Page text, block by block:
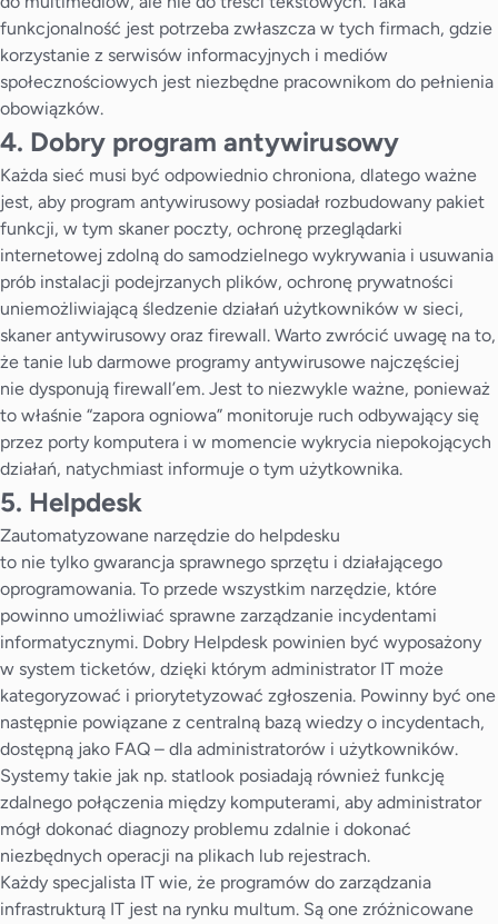
funkcjonalność jest potrzeba zwłaszcza w tych firmach, gdzie
korzystanie z serwisów informacyjnych i mediów
społecznościowych jest niezbędne pracownikom do pełnienia
obowiązków.
4. Dobry program antywirusowy
Każda sieć musi być odpowiednio chroniona, dlatego ważne
jest, aby program antywirusowy posiadał rozbudowany pakiet
funkcji, w tym skaner poczty, ochronę przeglądarki
internetowej zdolną do samodzielnego wykrywania i usuwania
prób instalacji podejrzanych plików, ochronę prywatności
uniemożliwiającą śledzenie działań użytkowników w sieci,
skaner antywirusowy oraz firewall. Warto zwrócić uwagę na to,
że tanie lub darmowe programy antywirusowe najczęściej
nie dysponują firewall’em. Jest to niezwykle ważne, ponieważ
to właśnie “zapora ogniowa” monitoruje ruch odbywający się
przez porty komputera i w momencie wykrycia niepokojących
działań, natychmiast informuje o tym użytkownika.
5. Helpdesk
Zautomatyzowane narzędzie do helpdesku
to nie tylko gwarancja sprawnego sprzętu i działającego
oprogramowania. To przede wszystkim narzędzie, które
powinno umożliwiać sprawne zarządzanie incydentami
informatycznymi. Dobry Helpdesk powinien być wyposażony
w system ticketów, dzięki którym administrator IT może
kategoryzować i priorytetyzować zgłoszenia. Powinny być one
następnie powiązane z centralną bazą wiedzy o incydentach,
dostępną jako FAQ – dla administratorów i użytkowników.
Systemy takie jak np. statlook posiadają również funkcję
zdalnego połączenia między komputerami, aby administrator
mógł dokonać diagnozy problemu zdalnie i dokonać
niezbędnych operacji na plikach lub rejestrach.
Każdy specjalista IT wie, że programów do zarządzania
infrastrukturą IT jest na rynku multum. Są one zróżnicowane